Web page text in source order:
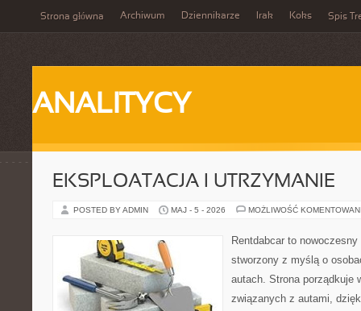
Strona główna Archiwum Dziennikarze Irak Koks Spis
ANALITYCY
EKSPLOATACJA I UTRZYMANIE
POSTED BY ADMIN MAJ - 5 - 2026 MOŻLIWOŚĆ
Rentdabcar to
stworzony z myślą o
autach. Strona porządkuje
związanych z autami,